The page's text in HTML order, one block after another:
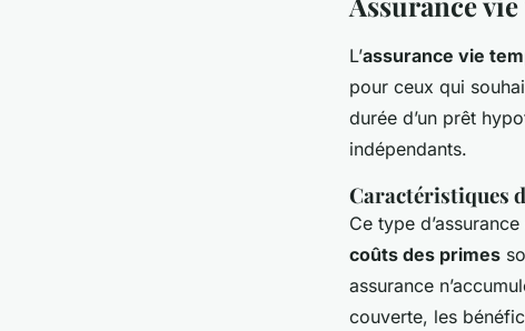
L’assurance vie
pour ceux qui
durée d’un prêt
indépendants.
Caractéristiques
Ce type
coûts des primes
assurance
couverte, les